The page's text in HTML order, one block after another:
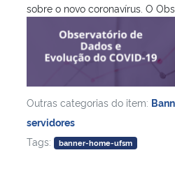
sobre o novo coronavírus. O
Outras categorias do item:
servidores
Tags:
banner-home-ufsm